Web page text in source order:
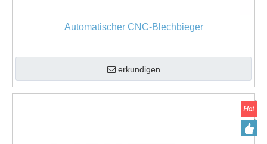
Automatischer CNC-Blechbieger
erkundigen